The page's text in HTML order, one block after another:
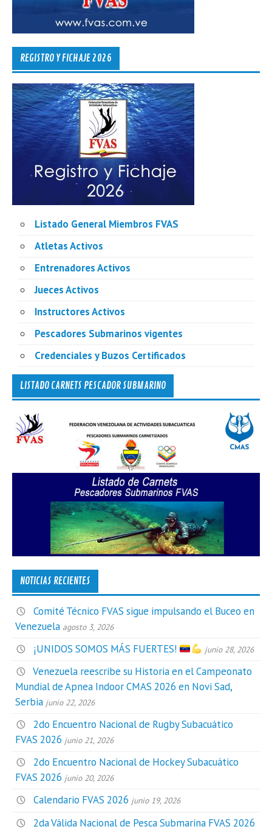
REGISTRO Y FICHAJE 2026
Listado General Miembros FVAS
Atletas Activos
Entrenadores Activos
Jueces Activos
Instructores Activos
Pescadores Submarinos vigentes
Credenciales y Buzos Certificados
LISTADO CARNETS PESCADOR SUBMARINO
NOTICIAS RECIENTES
Comité Técnico FVAS sigue impulsando el Buceo en
Venezuela agosto 3, 2026
¡UNIDOS SOMOS MÁS FUERTES! junio 28, 2026
Venezuela reescribe su Historia en el Campeonato
Mundial de Apnea Indoor CMAS 2026 en Novi Sad,
Serbia junio 22, 2026
2do Encuentro Nacional de Rugby Subacuático
FVAS 2026 junio 21, 2026
2do Encuentro Nacional de Hockey Subacuático
FVAS 2026 junio 20, 2026
Calendario FVAS 2026 junio 19, 2026
2da Válida Nacional de Pesca Submarina FVAS 2026